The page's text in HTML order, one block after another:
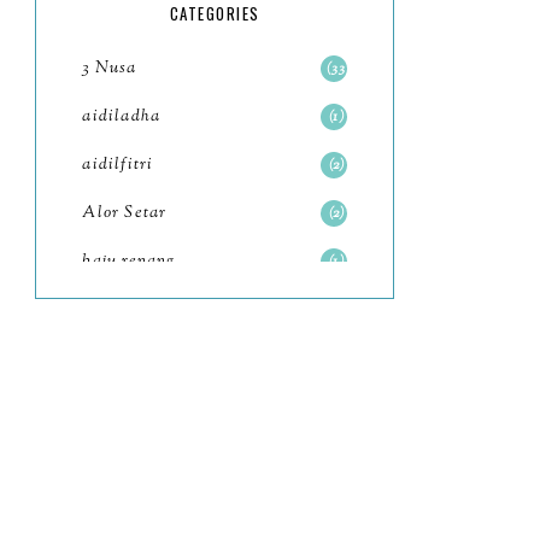
CATEGORIES
3 Nusa 33
aidiladha 1
aidilfitri 2
Alor Setar 2
baju renang 1